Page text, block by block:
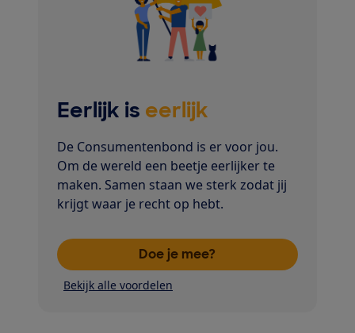
Eerlijk is eerlijk
De Consumentenbond is er voor jou.
Om de wereld een beetje eerlijker te
maken. Samen staan we sterk zodat jij
krijgt waar je recht op hebt.
Doe je mee?
Bekijk alle voordelen